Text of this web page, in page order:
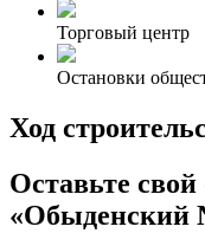
Торговый центр
Остановки
Ход
Оставьте
«Обыденский